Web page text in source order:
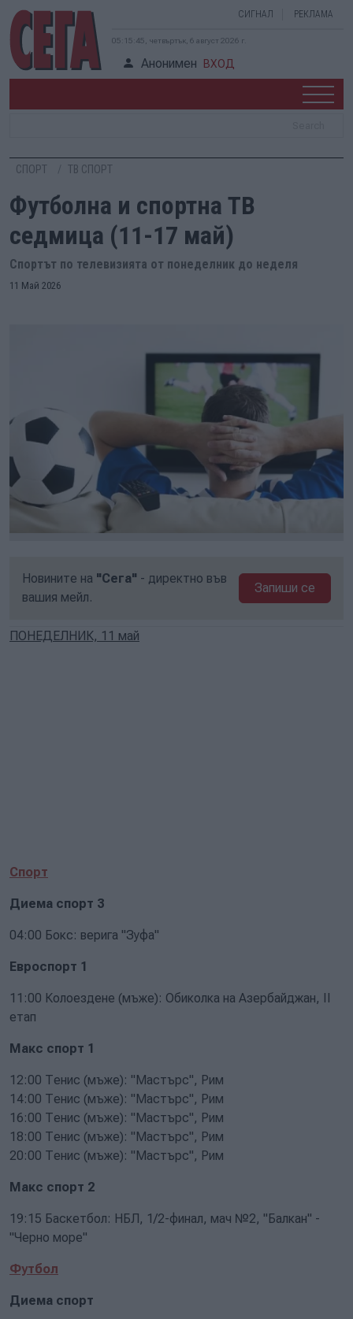
СИГНАЛ РЕКЛАМА
05:15:46, четвъртък, 6 август 2026 г.
Анонимен ВХОД
СПОРТ ТВ СПОРТ
Футболна и спортна ТВ
седмица (11-17 май)
Спортът по телевизията от понеделник до неделя
11 Май 2026
Новините на "Сега" - директно във
вашия мейл.
Запиши се
ПОНЕДЕЛНИК, 11 май
Спорт
Диема спорт 3
04:00 Бокс: верига "Зуфа"
Евроспорт 1
11:00 Колоездене (мъже): Обиколка на Азербайджан, II
етап
Макс спорт 1
12:00 Тенис (мъже): "Мастърс", Рим
14:00 Тенис (мъже): "Мастърс", Рим
16:00 Тенис (мъже): "Мастърс", Рим
18:00 Тенис (мъже): "Мастърс", Рим
20:00 Тенис (мъже): "Мастърс", Рим
Макс спорт 2
19:15 Баскетбол: НБЛ, 1/2-финал, мач №2, "Балкан" -
"Черно море"
Футбол
Диема спорт